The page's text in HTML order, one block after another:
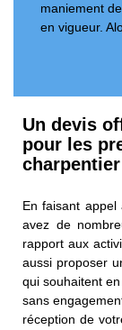
maniement
en vigueur.
Un devis
pour les
En faisant
avez de
rapport aux
aussi proposer
qui souhaitent
sans
réception de